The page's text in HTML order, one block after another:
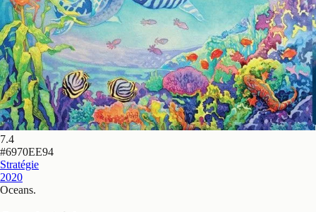
7.4
#6970EE94
Stratégie
2020
Oceans.